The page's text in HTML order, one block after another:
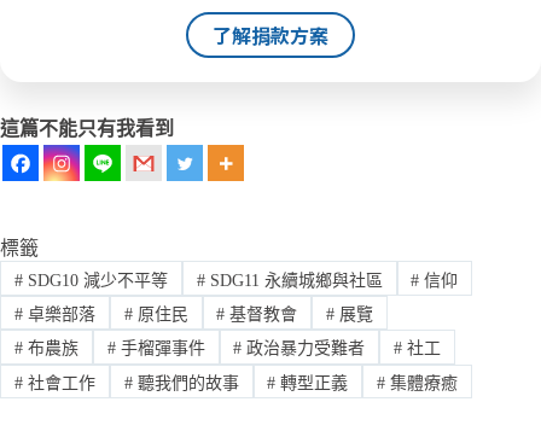
了解捐款方案
這篇不能只有我看到
標籤
#SDG10 減少不平等 #SDG11 永續城鄉與社區 # 信仰
#卓樂部落 #原住民 # 基督教會 # 展覽
#布農族 #手榴彈事件 # 政治暴力受難者 # 社工
#社會工作 #聽我們的故事 # 轉型正義 # 集體療癒